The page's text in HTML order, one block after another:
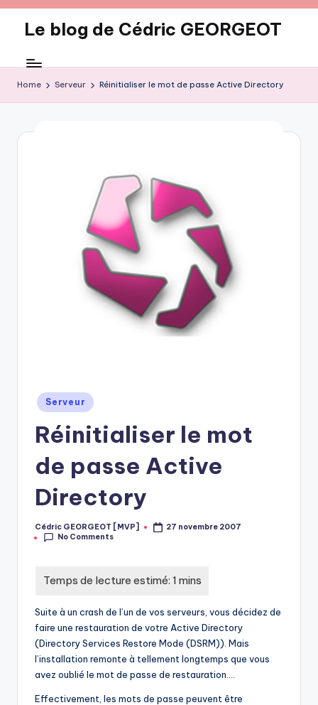
content
Le blog de Cédric GEORGEOT
Home Serveur Réinitialiser le mot de passe Active Directory
Posted
in
Serveur
Réinitialiser le mot
de passe Active
Directory
Posted
by
Cédric GEORGEOT [MVP]
27 novembre 2007
No Comments
Suite à un crash de l’un de vos serveurs, vous décidez de
faire une restauration de votre Active Directory
(Directory Services Restore Mode (DSRM)). Mais
l’installation remonte à tellement longtemps que vous
avez oublié le mot de passe de restauration….
Effectivement, les mots de passe peuvent être